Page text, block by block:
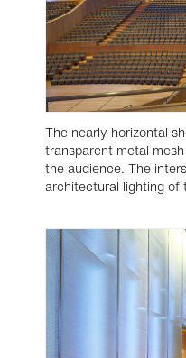
The nearly horizontal
transparent metal
the audience. The
architectural lighting of